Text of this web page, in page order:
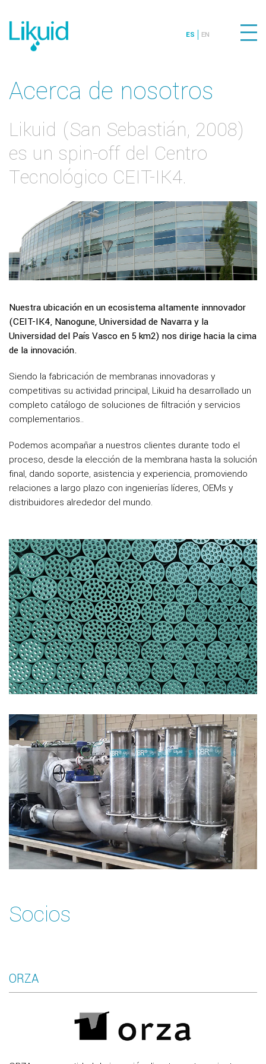
ES EN
Acerca de nosotros
Likuid (San Sebastián, 2008)
es un spin-off del Centro
Tecnológico CEIT-IK4.
Nuestra ubicación en un ecosistema altamente innnovador
(CEIT-IK4, Nanogune, Universidad de Navarra y la
Universidad del País Vasco en 5 km2) nos dirige hacia la cima
de la innovación.
Siendo la fabricación de membranas innovadoras y
competitivas su actividad principal, Likuid ha desarrollado un
completo catálogo de soluciones de filtración y servicios
complementarios..
Podemos acompañar a nuestros clientes durante todo el
proceso, desde la elección de la membrana hasta la solución
final, dando soporte, asistencia y experiencia, promoviendo
relaciones a largo plazo con ingenierías líderes, OEMs y
distribuidores alrededor del mundo.
Socios
ORZA